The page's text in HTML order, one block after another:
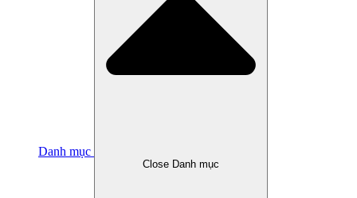
Danh mục
Close Danh mục